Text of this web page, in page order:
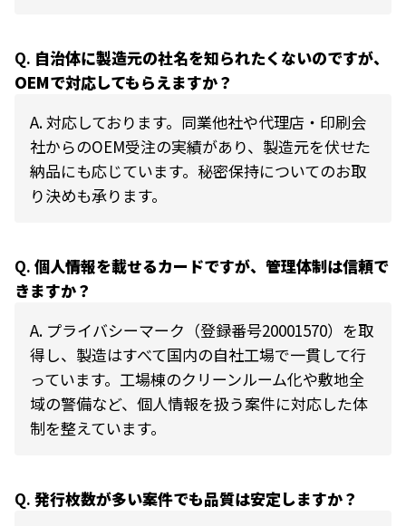
Q. 自治体に製造元の社名を知られたくないのですが、
OEMで対応してもらえますか？
A.対応しております。同業他社や代理店・印刷会
社からのOEM受注の実績があり、製造元を伏せた
納品にも応じています。秘密保持についてのお取
り決めも承ります。
Q. 個人情報を載せるカードですが、管理体制は信頼で
きますか？
A. プライバシーマーク（登録番号20001570）を取
得し、製造はすべて国内の自社工場で一貫して行
っています。工場棟のクリーンルーム化や敷地全
域の警備など、個人情報を扱う案件に対応した体
制を整えています。
Q. 発行枚数が多い案件でも品質は安定しますか？